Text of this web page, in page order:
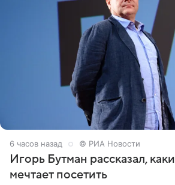
6 часов назад © РИА Новости
Игорь Бутман рассказал,
мечтает посетить